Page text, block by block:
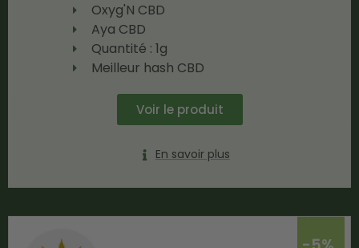
Oxyg'N CBD
Aya CBD
Quantité : 1g
Meilleur hash CBD
Voir le produit
En savoir plus